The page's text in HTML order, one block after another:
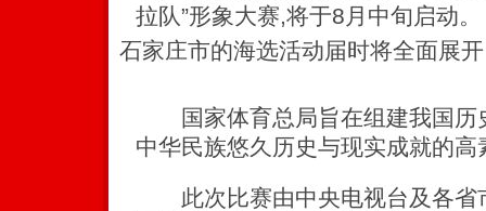
拉队”形象大赛,将于8月中旬启动。
石家庄市的海选活动届时将全面展
国家体育总局旨在组建我国历
中华民族悠久历史与现实成就的高
此次比赛由中央电视台及各省